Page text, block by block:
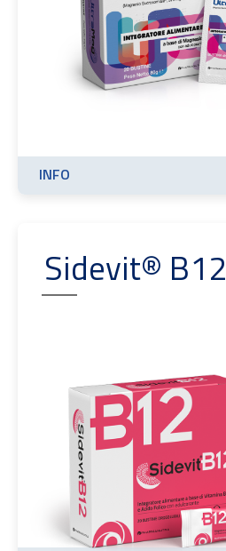
INFO
Sidevit® B12